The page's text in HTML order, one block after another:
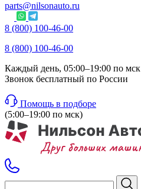
parts@nilsonauto.ru
8 (800) 100-46-00
8 (800) 100-46-00
Каждый день, 05:00–19:00 по мск
Звонок бесплатный по России
Помощь в подборе
(5:00–19:00 по мск)